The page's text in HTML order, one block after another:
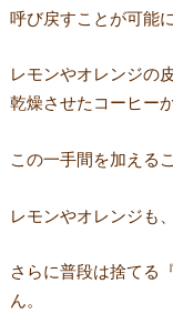
呼び戻すことが可能に
レモンやオレンジの
乾燥させたコーヒー
この一手間を加える
レモンやオレンジも
さらに普段は捨てる
ん。